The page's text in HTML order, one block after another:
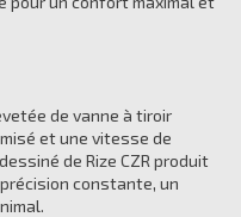
de vanne à tiroir
et une vitesse de
de Rize CZR produit
constante, un